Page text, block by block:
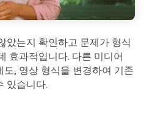
았는지 확인하고 문제가 형식
효과적입니다. 다른 미디어
, 영상 형식을 변경하여 기존
있습니다.